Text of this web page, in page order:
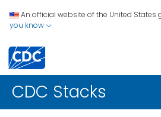
An official website of the United States
you know
CDC Stacks